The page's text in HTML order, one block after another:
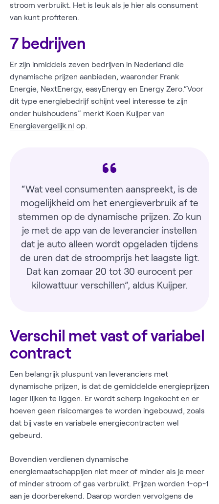
stroom verbruikt. Het is leuk als je hier als consument
van kunt profiteren.
7 bedrijven
Er zijn inmiddels zeven bedrijven in Nederland die
dynamische prijzen aanbieden, waaronder Frank
Energie, NextEnergy, easyEnergy en Energy Zero.“Voor
dit type energiebedrijf schijnt veel interesse te zijn
onder huishoudens” merkt Koen Kuijper van
Energievergelijk.nl op.
“Wat veel consumenten aanspreekt, is de
mogelijkheid om het energieverbruik af te
stemmen op de dynamische prijzen. Zo kun
je met de app van de leverancier instellen
dat je auto alleen wordt opgeladen tijdens
de uren dat de stroomprijs het laagste ligt.
Dat kan zomaar 20 tot 30 eurocent per
kilowattuur verschillen”, aldus Kuijper.
Verschil met vast of variabel
contract
Een belangrijk pluspunt van leveranciers met
dynamische prijzen, is dat de gemiddelde energieprijzen
lager lijken te liggen. Er wordt scherp ingekocht en er
hoeven geen risicomarges te worden ingebouwd, zoals
dat bij vaste en variabele energiecontracten wel
gebeurd.
Bovendien verdienen dynamische
energiemaatschappijen niet meer of minder als je meer
of minder stroom of gas verbruikt. Prijzen worden 1-op-1
aan je doorberekend. Daarop worden vervolgens de